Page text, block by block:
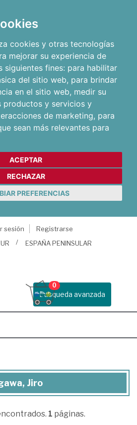
cookies y otras tecnologías
mejorar su experiencia de
siguientes fines: para habilitar
del sitio web, para brindar
en el sitio web, medir su
productos y servicios y
de marketing, para
sean más relevantes para
ACEPTAR
RECHAZAR
PREFERENCIAS
sesión
Registrarse
ESPAÑA PENINSULAR
Busqueda avanzada
0
Jiro
1 páginas.